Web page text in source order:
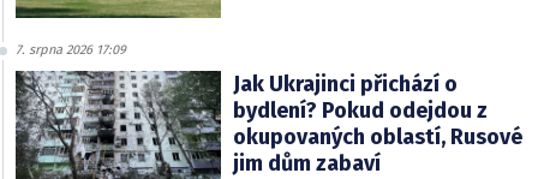
7. srpna 2026 17:09
Jak Ukrajinci přichází o
bydlení? Pokud odejdou z
okupovaných oblastí, Rusové
jim dům zabaví